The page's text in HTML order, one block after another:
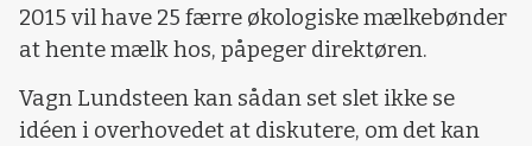
2015 vil have 25 færre økologiske mælkebønder
at hente mælk hos, påpeger direktøren.
Vagn Lundsteen kan sådan set slet ikke se
idéen i overhovedet at diskutere, om det kan